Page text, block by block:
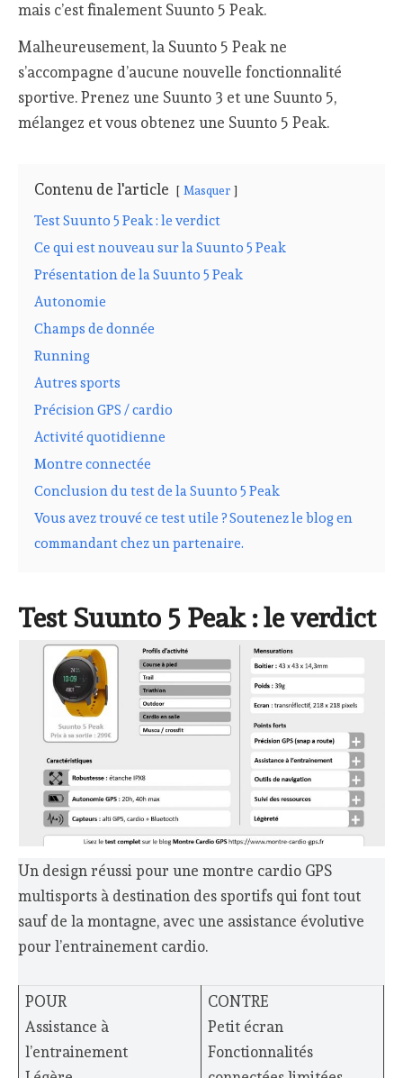
mais c’est finalement Suunto 5 Peak.
Malheureusement, la Suunto 5 Peak ne
s’accompagne d’aucune nouvelle fonctionnalité
sportive. Prenez une Suunto 3 et une Suunto 5,
mélangez et vous obtenez une Suunto 5 Peak.
Contenu de l'article Masquer
Test Suunto 5 Peak : le verdict
Ce qui est nouveau sur la Suunto 5 Peak
Présentation de la Suunto 5 Peak
Autonomie
Champs de donnée
Running
Autres sports
Précision GPS / cardio
Activité quotidienne
Montre connectée
Conclusion du test de la Suunto 5 Peak
Vous avez trouvé ce test utile ? Soutenez le blog en
commandant chez un partenaire.
Test Suunto 5 Peak : le verdict
Un design réussi pour une montre cardio GPS
multisports à destination des sportifs qui font tout
sauf de la montagne, avec une assistance évolutive
pour l’entrainement cardio.
POUR
Assistance à
l’entrainement
CONTRE
Petit écran
Fonctionnalités